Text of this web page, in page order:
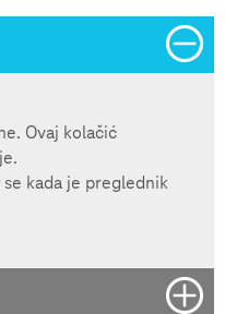
Ovaj kolačić
kada je preglednik